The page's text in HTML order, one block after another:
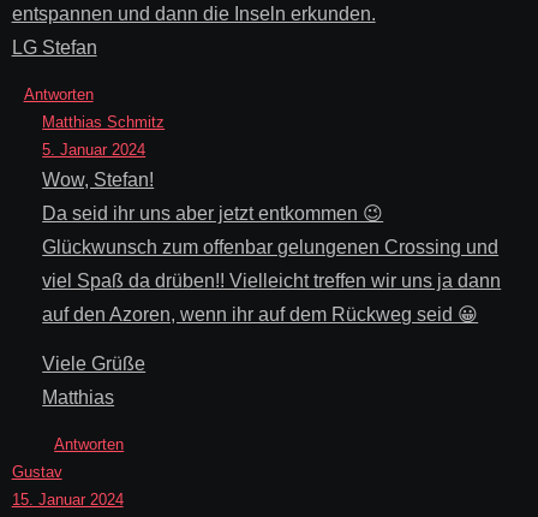
entspannen und dann die Inseln erkunden.
LG Stefan
Antworten
Matthias Schmitz
5. Januar 2024
Wow, Stefan!
Da seid ihr uns aber jetzt entkommen 😉
Glückwunsch zum offenbar gelungenen Crossing und
viel Spaß da drüben!! Vielleicht treffen wir uns ja dann
auf den Azoren, wenn ihr auf dem Rückweg seid 😀
Viele Grüße
Matthias
Antworten
Gustav
15. Januar 2024